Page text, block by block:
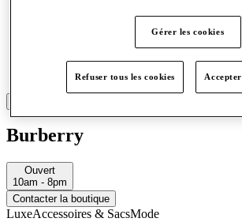
Burberry
Ouvert
10am - 8pm
Contacter la boutique
LuxeAccessoires & SacsMode
Gérer les cookies
Refuser tous les cookies